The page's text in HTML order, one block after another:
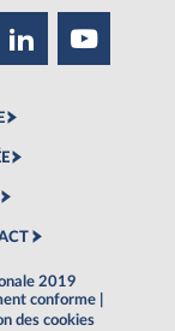
2019
conforme
des cookies